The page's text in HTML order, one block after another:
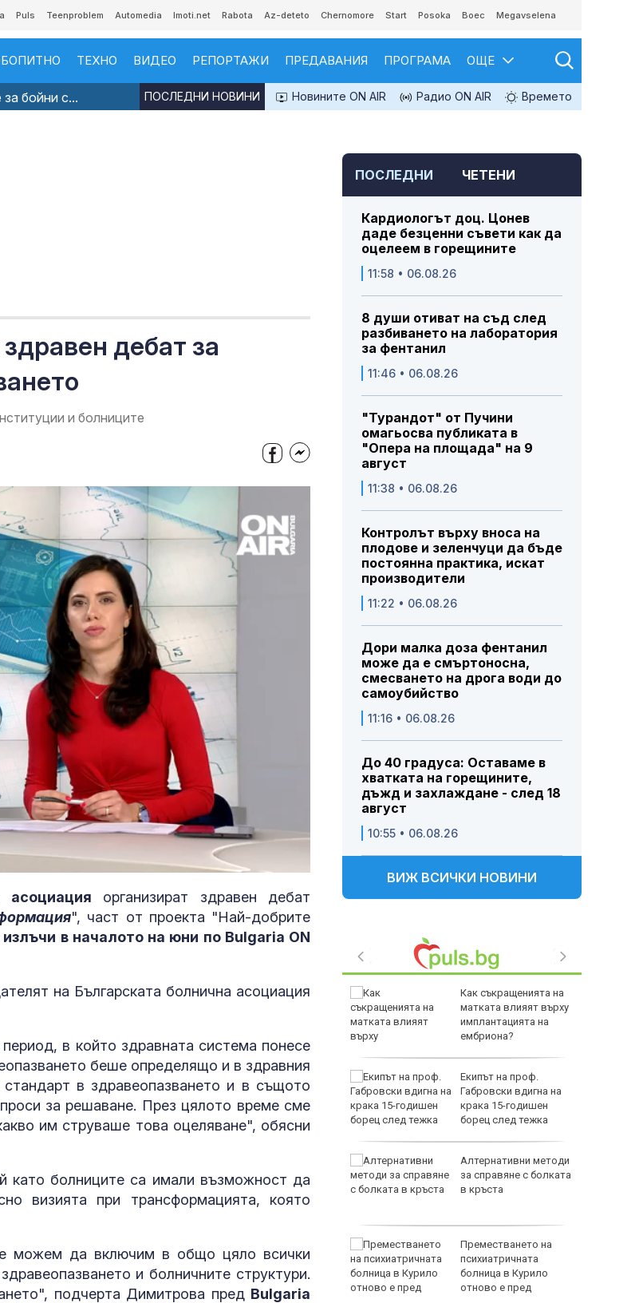
Puls Teenproblem Automedia Imoti.net Rabota Az-deteto Chernomore Start Posoka Boec Megavselena
ТЕХНО ВИДЕО РЕПОРТАЖИ ПРЕДАВАНИЯ ПРОГРАМА ОЩЕ
бойни с... Новините ON AIR Радио ON AIR Времето
ПОСЛЕДНИ НОВИНИ
дебат за
и болниците
организират здравен дебат
", част от проекта "Най-добрите
в началото на юни по Bulgaria ON
на Българската болнична асоциация
в който здравната система понесе
беше определящо и в здравния
в здравеопазването и в същото
за решаване. През цялото време сме
им струваше това оцеляване", обясни
като болниците са имали възможност да
визията при трансформацията, която
можем да включим в общо цяло всички
и болничните структури.
подчерта Димитрова пред Bulgaria
ПОСЛЕДНИ ЧЕТЕНИ
Кардиологът доц. Цонев
даде безценни съвети как да
оцелеем в горещините
11:58 • 06.08.26
8 души отиват на съд след
разбиването на лаборатория
за фентанил
11:46 • 06.08.26
"Турандот" от Пучини
омагьосва публиката в
"Опера на площада" на 9
август
11:38 • 06.08.26
Контролът върху вноса на
плодове и зеленчуци да бъде
постоянна практика, искат
производители
11:22 • 06.08.26
Дори малка доза фентанил
може да е смъртоносна,
смесването на дрога води до
самоубийство
11:16 • 06.08.26
До 40 градуса: Оставаме в
хватката на горещините,
дъжд и захлаждане - след 18
август
10:55 • 06.08.26
ВИЖ ВСИЧКИ НОВИНИ
Пребиха тийнейджър в
Проект за изграждане
на 13-етажна
"мегаджамия"
разгневи жителите на
Лондон
спасиха пациент с
тежка легионелна
инфекция
нас ще се задържи
дълго, валежи - след
18 август
Как съкращенията на
матката влияят върху
имплантацията на
ембриона?
Екипът на проф.
Габровски вдигна на
крака 15-годишен
борец след тежка
Алтернативни методи
за справяне с болката
в кръста
Преместването на
психиатричната
болница в Курило
отново е пред